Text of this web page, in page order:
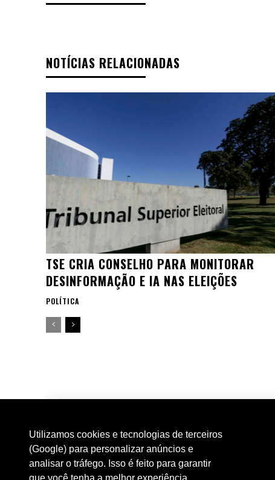
Utilizamos cookies e tecnologias de terceiros
(Google) para personalizar anúncios e
analisar o tráfego. Isso é feito para garantir
NOTÍCIAS RELACIONADAS
TSE CRIA CONSELHO PARA MONITORAR
DESINFORMAÇÃO E IA NAS ELEIÇÕES
POLÍTICA